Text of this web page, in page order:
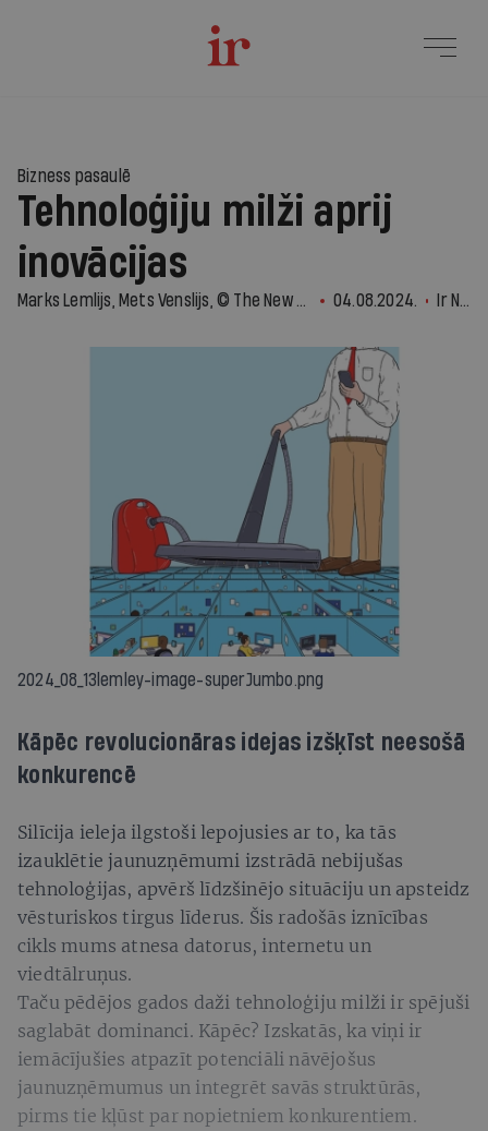
Bizness pasaulē
Tehnoloģiju milži aprij
inovācijas
Marks Lemlijs, Mets Venslijs, © The New York Times News Service 04.08.2024. Ir Nauda
2024_08_13lemley-image-superJumbo.png
Kāpēc revolucionāras idejas izšķīst neesošā
konkurencē
Silīcija ieleja ilgstoši lepojusies ar to, ka tās
izauklētie jaunuzņēmumi izstrādā nebijušas
tehnoloģijas, apvērš līdzšinējo situāciju un apsteidz
vēsturiskos tirgus līderus. Šis radošās iznīcības
cikls mums atnesa datorus, internetu un
viedtālruņus.
Taču pēdējos gados daži tehnoloģiju milži ir spējuši
saglabāt dominanci. Kāpēc? Izskatās, ka viņi ir
iemācījušies atpazīt potenciāli nāvējošus
jaunuzņēmumus un integrēt savās struktūrās,
pirms tie kļūst par nopietniem konkurentiem.